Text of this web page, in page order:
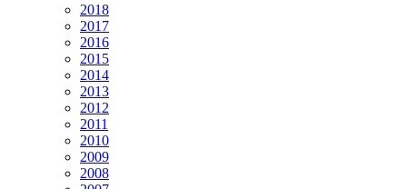
2018
2017
2016
2015
2014
2013
2012
2011
2010
2009
2008